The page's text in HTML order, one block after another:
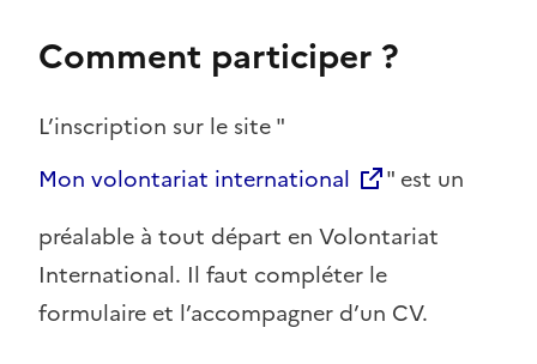
Comment participer ?
L’inscription sur le site "
Mon volontariat international
" est un
préalable à tout départ en Volontariat
International. Il faut compléter le
formulaire et l’accompagner d’un CV.